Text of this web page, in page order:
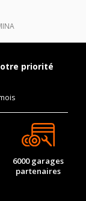
-
-
priorité
6000 garages
partenaires